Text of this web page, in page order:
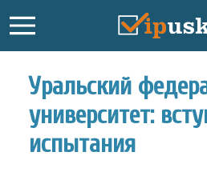
Уральский
университет:
испытания